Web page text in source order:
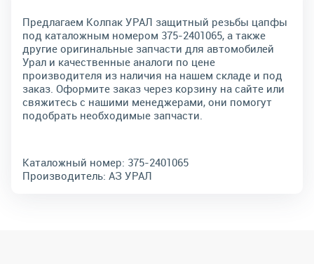
Предлагаем Колпак УРАЛ защитный резьбы цапфы
под каталожным номером 375-2401065, а также
другие оригинальные запчасти для автомобилей
Урал и качественные аналоги по цене
производителя из наличия на нашем складе и под
заказ. Оформите заказ через корзину на сайте или
свяжитесь с нашими менеджерами, они помогут
подобрать необходимые запчасти.
Каталожный номер: 375-2401065
Производитель: АЗ УРАЛ